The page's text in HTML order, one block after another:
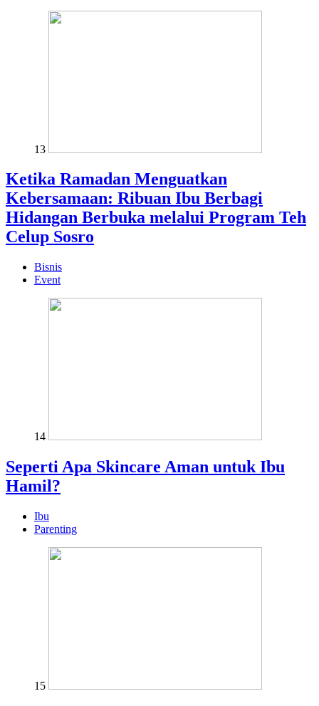
13
Ketika Ramadan Menguatkan
Kebersamaan: Ribuan Ibu Berbagi
Hidangan Berbuka melalui Program Teh
Celup Sosro
Bisnis
Event
14
Seperti Apa Skincare Aman untuk Ibu
Hamil?
Ibu
Parenting
15